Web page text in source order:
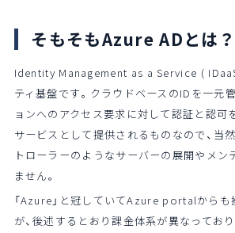
そもそもAzure ADとは？
Identity Management as a Service (
ティ基盤です。クラウドベースのIDを一元
ョンへのアクセス要求に対して認証と認可
サービスとして提供されるものなので、当
トローラーのようなサーバーの展開やメン
ません。
「Azure」と冠していてAzure portalから
が、後述するとおり課金体系が異なってお